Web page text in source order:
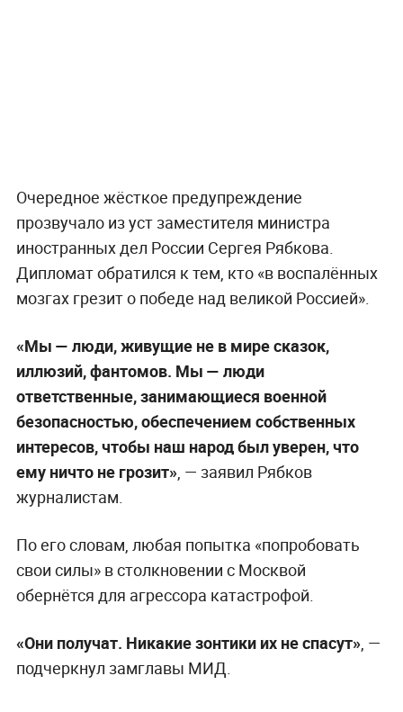
Очередное жёсткое предупреждение
прозвучало из уст заместителя министра
иностранных дел России Сергея Рябкова.
Дипломат обратился к тем, кто «в воспалённых
мозгах грезит о победе над великой Россией».
«Мы — люди, живущие не в мире сказок,
иллюзий, фантомов. Мы — люди
ответственные, занимающиеся военной
безопасностью, обеспечением собственных
интересов, чтобы наш народ был уверен, что
ему ничто не грозит», — заявил Рябков
журналистам.
По его словам, любая попытка «попробовать
свои силы» в столкновении с Москвой
обернётся для агрессора катастрофой.
«Они получат. Никакие зонтики их не спасут», —
подчеркнул замглавы МИД.